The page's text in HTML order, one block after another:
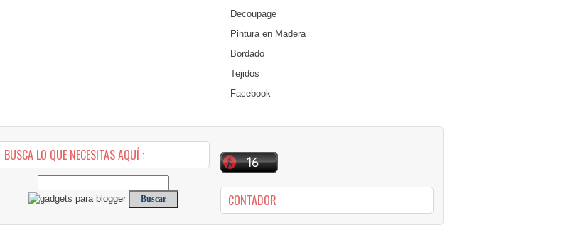
Decoupage
Pintura en Madera
Bordado
Tejidos
Facebook
BUSCA LO QUE NECESITAS AQUÍ :
CONTADOR